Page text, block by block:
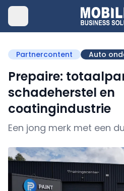
Partnercontent Auto
Prepaire:
schadeherstel en
coatingindustrie
Een jong merk met een